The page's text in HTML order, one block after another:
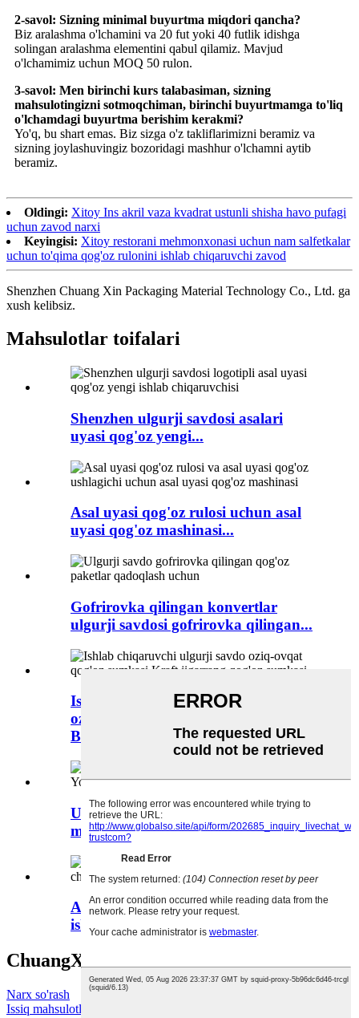
2-savol: Sizning minimal buyurtma miqdori qancha?
Biz aralashma o'lchamini va 20 fut yoki 40 futlik idishga
solingan aralashma elementini qabul qilamiz. Mavjud
o'lchamimiz uchun MOQ 50 rulon.
3-savol: Men birinchi kurs talabasiman, sizning
mahsulotingizni sotmoqchiman, birinchi buyurtmamga to'liq
o'lchamdagi buyurtma berishim kerakmi?
Yo'q, bu shart emas. Biz sizga o'z takliflarimizni beramiz va
sizning joylashuvingiz bozoridagi mashhur o'lchamni aytib
beramiz.
Oldingi: Xitoy Ins akril vaza kvadrat ustunli shisha havo pufagi
uchun zavod narxi
Keyingisi: Xitoy restorani mehmonxonasi uchun nam salfetkalar
uchun to'qima qog'oz rulonini ishlab chiqaruvchi zavod
Shenzhen Chuang Xin Packaging Material Technology Co., Ltd. ga
xush kelibsiz.
Mahsulotlar toifalari
Shenzhen ulgurji savdosi asalari
uyasi qog'oz yengi...
Asal uyasi qog'oz rulosi uchun asal
uyasi qog'oz mashinasi...
Gofrirovka qilingan konvertlar
ulgurji savdosi gofrirovka qilingan...
Ishlab chiqaruvchi ulgurji savdo
oziq-ovqat qog'oz sumkasi Kraft
Bro...
Ulgurji savdo yorlig'i bilan qog'ozga
maxsus ranglar yorlig'i...
Asal uyasi qog'oz konvert sumkasi
ishlab chiqaruvchisi
ChuangXinga Xush kelibsiz
Narx so'rash
Issiq mahsulotlar